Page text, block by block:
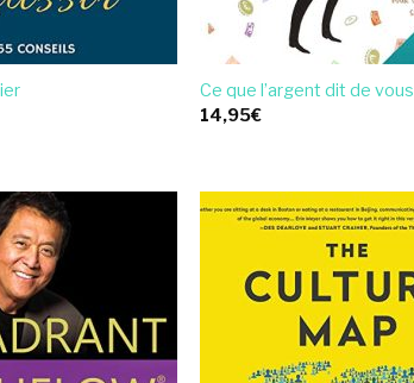
Ce que l’argent dit de vous
14,95€